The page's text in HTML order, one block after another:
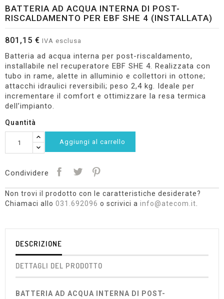
BATTERIA AD ACQUA INTERNA DI POST-
RISCALDAMENTO PER EBF SHE 4 (INSTALLATA)
801,15 € IVA esclusa
Batteria ad acqua interna per post-riscaldamento,
installabile nel recuperatore EBF SHE 4. Realizzata con
tubo in rame, alette in alluminio e collettori in ottone;
attacchi idraulici reversibili; peso 2,4 kg. Ideale per
incrementare il comfort e ottimizzare la resa termica
dell’impianto.
Quantità
Aggiungi al carrello
Condividere
Non trovi il prodotto con le caratteristiche desiderate?
Chiamaci allo 031.692096 o scrivici a info@atecom.it
DESCRIZIONE
DETTAGLI DEL PRODOTTO
BATTERIA AD ACQUA INTERNA DI POST-